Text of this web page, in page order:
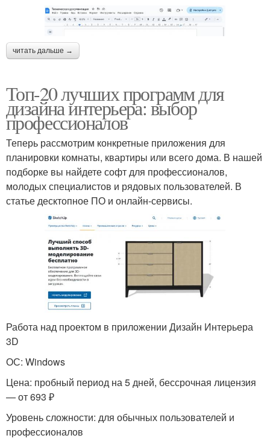
читать дальше →
Топ-20 лучших программ для
дизайна интерьера: выбор
профессионалов
Теперь рассмотрим конкретные приложения для
планировки комнаты, квартиры или всего дома. В нашей
подборке вы найдете софт для профессионалов,
молодых специалистов и рядовых пользователей. В
статье десктопное ПО и онлайн-сервисы.
Работа над проектом в приложении Дизайн Интерьера
3D
ОС: Windows
Цена: пробный период на 5 дней, бессрочная лицензия
— от 693 ₽
Уровень сложности: для обычных пользователей и
профессионалов